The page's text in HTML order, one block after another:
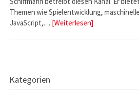
Themen wie Spielentwicklung,
JavaScript,… [Weiterlesen]
Kategorien